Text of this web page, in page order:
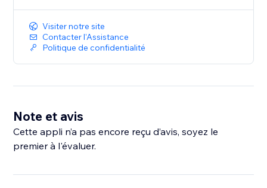
Visiter notre site
Contacter l'Assistance
Politique de confidentialité
Note et avis
Cette appli n’a pas encore reçu d’avis, soyez le
premier à l'évaluer.